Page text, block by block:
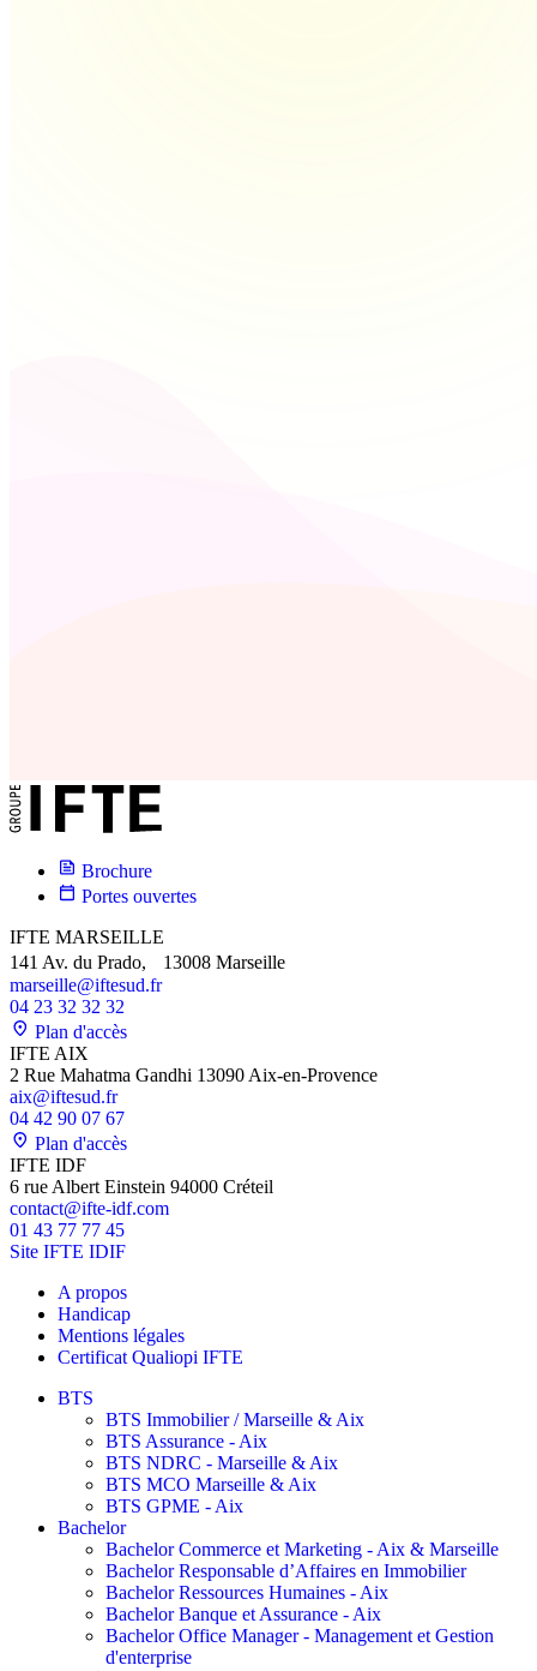
Brochure
Portes ouvertes
IFTE MARSEILLE
141 Av. du Prado, 13008 Marseille
marseille@iftesud.fr
04 23 32 32 32
Plan d'accès
IFTE AIX
2 Rue Mahatma Gandhi 13090 Aix-en-Provence
aix@iftesud.fr
04 42 90 07 67
Plan d'accès
IFTE IDF
6 rue Albert Einstein 94000 Créteil
contact@ifte-idf.com
01 43 77 77 45
Site IFTE IDIF
A propos
Handicap
Mentions légales
Certificat Qualiopi IFTE
BTS
BTS Immobilier / Marseille & Aix
BTS Assurance - Aix
BTS NDRC - Marseille & Aix
BTS MCO Marseille & Aix
BTS GPME - Aix
Bachelor
Bachelor Commerce et Marketing - Aix & Marseille
Bachelor Responsable d’Affaires en Immobilier
Bachelor Ressources Humaines - Aix
Bachelor Banque et Assurance - Aix
Bachelor Office Manager - Management et Gestion
d'enterprise